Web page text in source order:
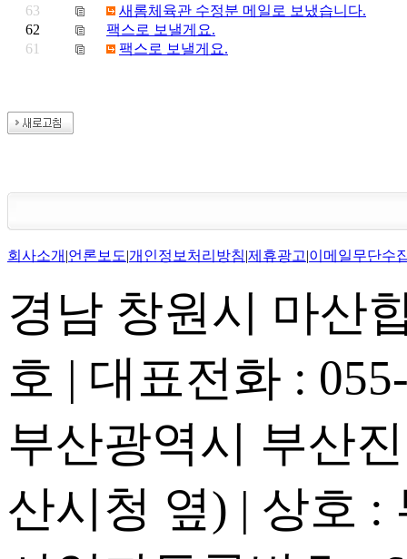
63
새롬체육관 수정분 메일로 보냈습니다.
62
팩스로 보낼게요.
61
팩스로 보낼게요.
회사소개 |언론보도|개인정보처리방침|제휴광고|이메일무단수
경남 창원시 마산
호 | 대표전화 :
부산광역시 부산
산시청 옆) | 상호 :